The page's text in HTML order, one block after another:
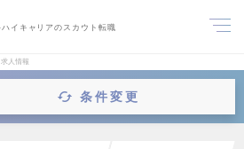
ハイキャリアのスカウト転職
人情報
条件変更